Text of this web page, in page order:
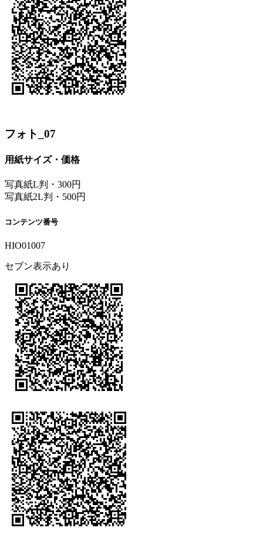
フォト_07
用紙サイズ・価格
写真紙L判・300円
写真紙2L判・500円
コンテンツ番号
HIO01007
セブン表示あり